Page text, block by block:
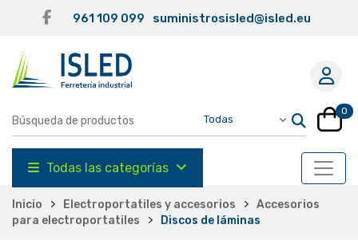
961 109 099 suministrosisled@isled.eu
0
Todas las categorías
Inicio Electroportatiles y accesorios
Accesorios
para electroportatiles
Discos de láminas